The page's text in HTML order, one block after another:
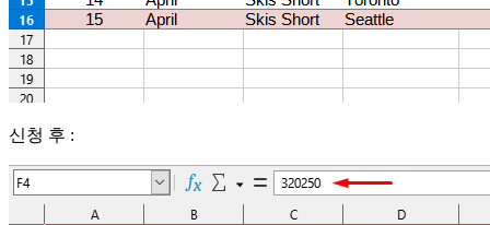
신청 후 :